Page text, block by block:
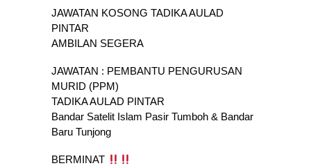
JAWATAN KOSONG TADIKA AULAD
PINTAR
AMBILAN SEGERA
JAWATAN : PEMBANTU PENGURUSAN
MURID (PPM)
TADIKA AULAD PINTAR
Bandar Satelit Islam Pasir Tumboh & Bandar
Baru Tunjong
BERMINAT